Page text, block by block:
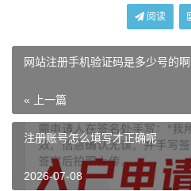
阅读
网站注册手机验证码是多少号的啊
« 上一篇
注册账号怎么填写才正确呢
2026-07-08